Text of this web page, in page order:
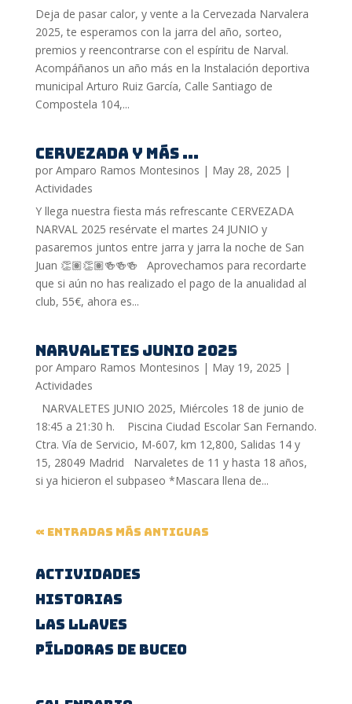
Deja de pasar calor, y vente a la Cervezada Narvalera
2025, te esperamos con la jarra del año, sorteo,
premios y reencontrarse con el espíritu de Narval.
Acompáñanos un año más en la Instalación deportiva
municipal Arturo Ruiz García, Calle Santiago de
Compostela 104,...
CERVEZADA Y MÁS …
por Amparo Ramos Montesinos | May 28, 2025 |
Actividades
Y llega nuestra fiesta más refrescante CERVEZADA
NARVAL 2025 resérvate el martes 24 JUNIO y
pasaremos juntos entre jarra y jarra la noche de San
Juan 👏🏽👏🏽🍻🍻🍻 Aprovechamos para recordarte
que si aún no has realizado el pago de la anualidad al
club, 55€, ahora es...
NARVALETES JUNIO 2025
por Amparo Ramos Montesinos | May 19, 2025 |
Actividades
NARVALETES JUNIO 2025, Miércoles 18 de junio de
18:45 a 21:30 h. Piscina Ciudad Escolar San Fernando.
Ctra. Vía de Servicio, M-607, km 12,800, Salidas 14 y
15, 28049 Madrid Narvaletes de 11 y hasta 18 años,
si ya hicieron el subpaseo *Mascara llena de...
« Entradas más antiguas
Actividades
Historias
Las Llaves
Píldoras de buceo